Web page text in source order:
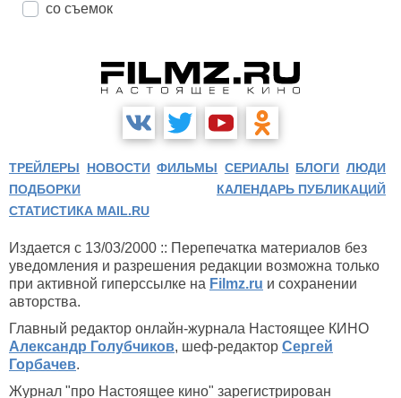
со съемок
ТРЕЙЛЕРЫ НОВОСТИ ФИЛЬМЫ СЕРИАЛЫ БЛОГИ ЛЮДИ
ПОДБОРКИ
КАЛЕНДАРЬ ПУБЛИКАЦИЙ
СТАТИСТИКА MAIL.RU
Издается с 13/03/2000 :: Перепечатка материалов без
уведомления и разрешения редакции возможна только
при активной гиперссылке на Filmz.ru и сохранении
авторства.
Главный редактор онлайн-журнала Настоящее КИНО
Александр Голубчиков, шеф-редактор Сергей
Горбачев.
Журнал "про Настоящее кино" зарегистрирован